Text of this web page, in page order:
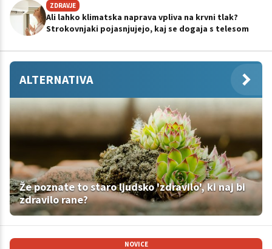
ZDRAVJE
Ali lahko klimatska naprava vpliva na krvni tlak?
Strokovnjaki pojasnjujejo, kaj se dogaja s telesom
ALTERNATIVA
Že poznate to staro ljudsko 'zdravilo', ki naj bi
zdravilo rane?
NOVICE